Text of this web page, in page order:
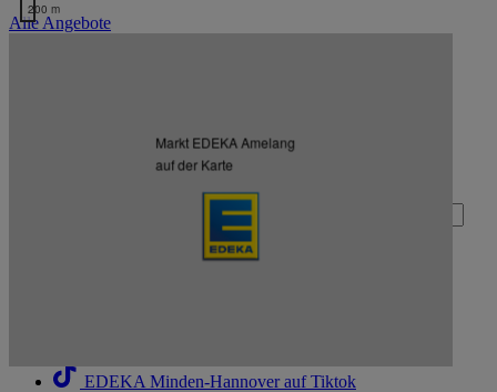
Alle Angebote
Markt EDEKA Amelang
auf der Karte
200 m
Zum Newsletter anmelden
Deine E-Mail-Adresse (Pflichtfeld)
EDEKA Minden-Hannover auf Tiktok